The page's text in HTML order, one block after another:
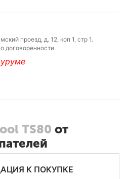
проезд, д. 12, коп 1, стр 1.
договоренности
TS80 от
К ПОКУПКЕ